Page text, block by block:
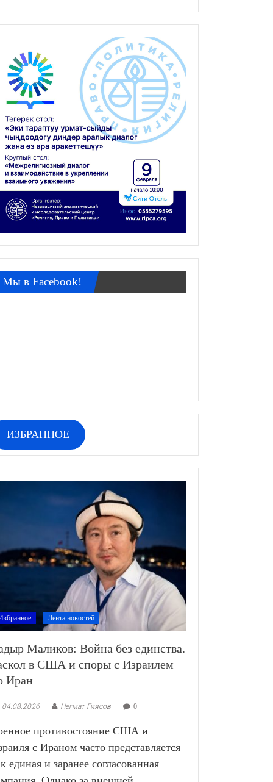
Мы в Facebook!
ИЗБРАННОЕ
Лента новостей
Маликов: Война без единства.
в США и споры с Израилем
Иран
04.08.2026 Негмат Гиясов 0
противостояние США и
с Ираном часто представляется
единая и заранее согласованная